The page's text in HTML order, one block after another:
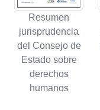
Resumen
jurisprudencia
del Consejo de
Estado sobre
derechos
humanos